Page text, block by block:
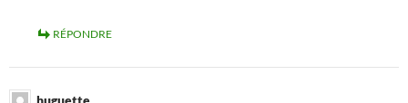
RÉPONDRE
huguette